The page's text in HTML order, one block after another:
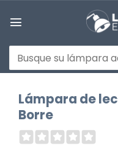
Buscar
por:
Lámpara de
Borre